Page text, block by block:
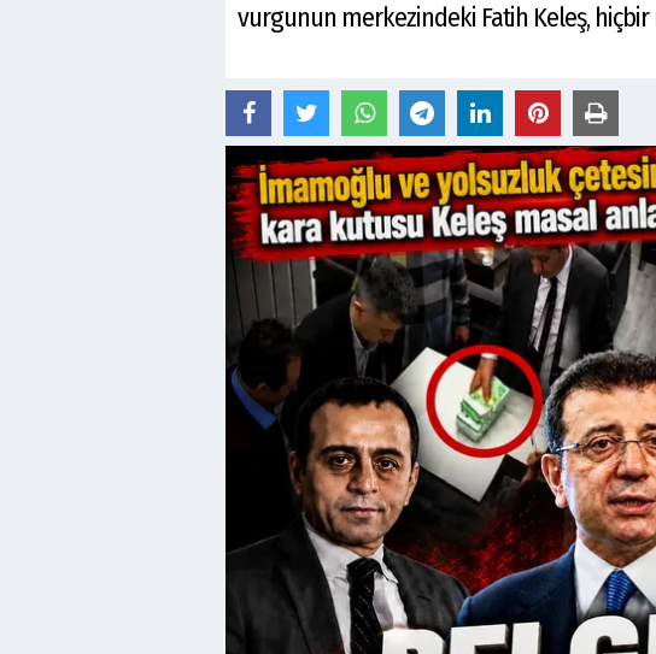
vurgunun merkezindeki Fatih Keleş,